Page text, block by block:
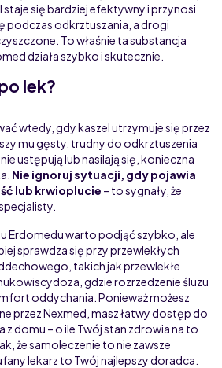
staje się bardziej efektywny i przynosi
podczas odkrztuszania, a drogi
To właśnie ta substancja
działa szybko i skutecznie.
lek?
wtedy, gdy kaszel utrzymuje się przez
mu gęsty, trudny do odkrztuszenia
ustępują lub nasilają się, konieczna
Nie ignoruj sytuacji, gdy pojawia
lub krwioplucie – to sygnały, że
Erdomedu warto podjąć szybko, ale
sprawdza się przy przewlekłych
takich jak przewlekłe
gdzie rozrzedzenie śluzu
oddychania. Ponieważ możesz
przez Nexmed, masz łatwy dostęp do
z domu – o ile Twój stan zdrowia na to
że samoleczenie to nie zawsze
lekarz to Twój najlepszy doradca.